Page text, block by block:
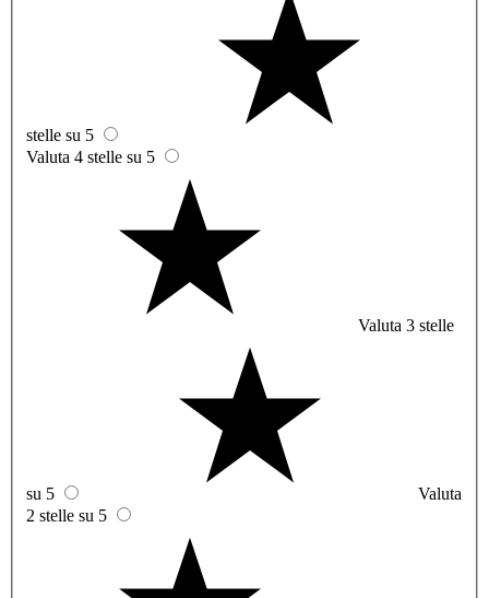
stelle su 5
Valuta 4 stelle su 5
Valuta 3 stelle
su 5
Valuta
2 stelle su 5